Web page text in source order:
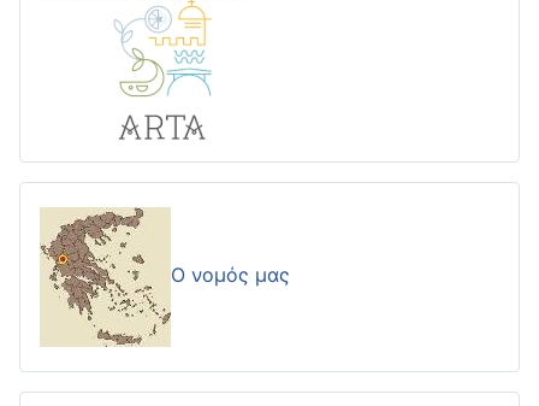
Ο νομός μας